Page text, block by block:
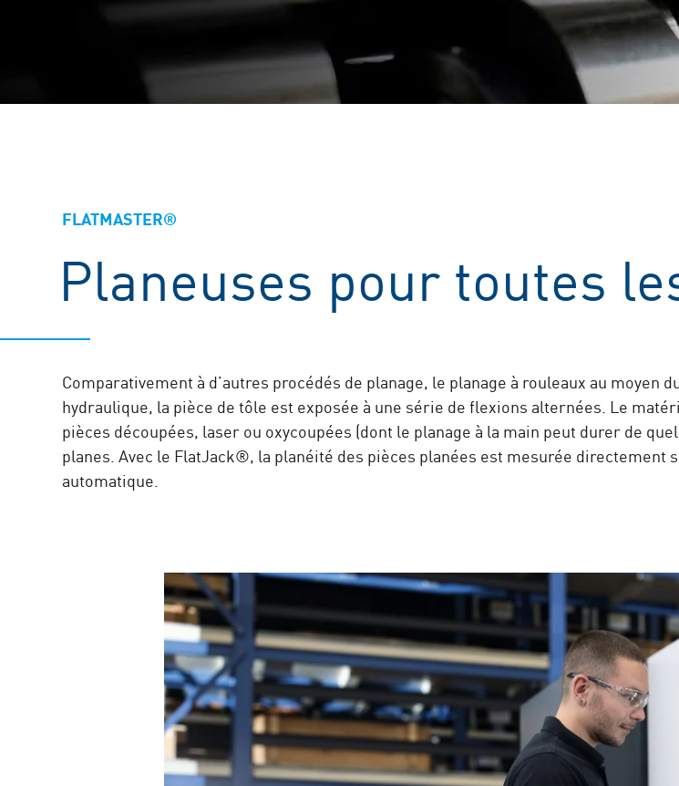
FLATMASTER®
Planeuses pour toutes
Comparativement à d’autres procédés de planage, le planage à rouleaux au
hydraulique, la pièce de tôle est exposée à une série de flexions alternées. Le
pièces découpées, laser ou oxycoupées (dont le planage à la main peut durer de
planes. Avec le FlatJack®, la planéité des pièces planées est mesurée
automatique.